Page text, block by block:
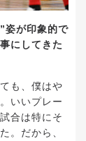
”姿が印象的で
にしてきた
も、僕はや
いいプレー
合は特にそ
。だから、